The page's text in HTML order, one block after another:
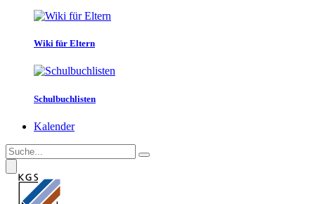
Wiki für Eltern
Schulbuchlisten
Kalender